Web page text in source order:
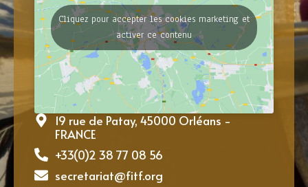
Cliquez pour accepter les cookies marketing et
activer ce contenu
19 rue de Patay, 45000 Orléans -
FRANCE
+33(0)2 38 77 08 56
secretariat@fitf.org